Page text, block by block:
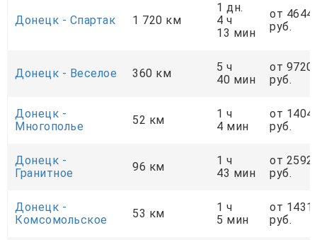
Донецк - Спартак 1 720 км
1 дн.
4 ч
13 мин
от
руб.
Донецк - Веселое 360 км
5 ч
40 мин
от 9720
руб.
Донецк -
Многополье
52 км
1 ч
4 мин
от 1404
руб.
Донецк -
Гранитное
96 км
1 ч
43 мин
от 2592
руб.
Донецк -
Комсомольское
53 км
1 ч
5 мин
от 1431
руб.